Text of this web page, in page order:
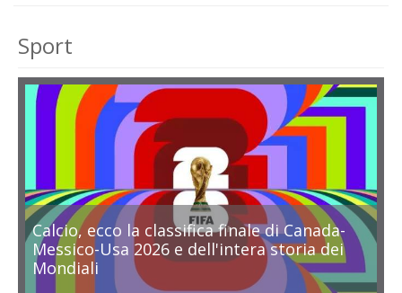
Sport
Calcio, ecco la classifica finale di Canada-
Messico-Usa 2026 e dell'intera storia dei
Mondiali